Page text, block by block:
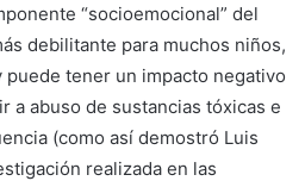
“socioemocional” del
debilitante para muchos niños,
tener un impacto negativo
a abuso de sustancias tóxicas e
(como así demostró Luis
realizada en las